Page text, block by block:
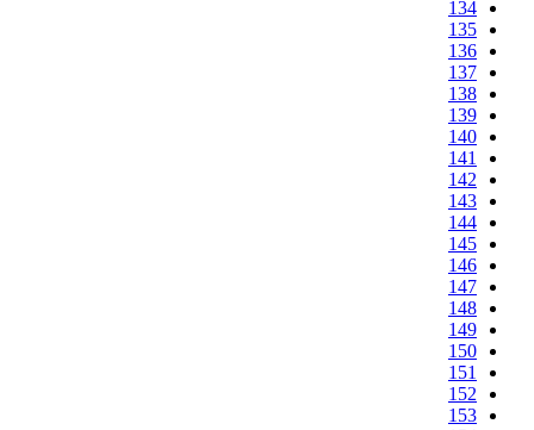
134
135
136
137
138
139
140
141
142
143
144
145
146
147
148
149
150
151
152
153